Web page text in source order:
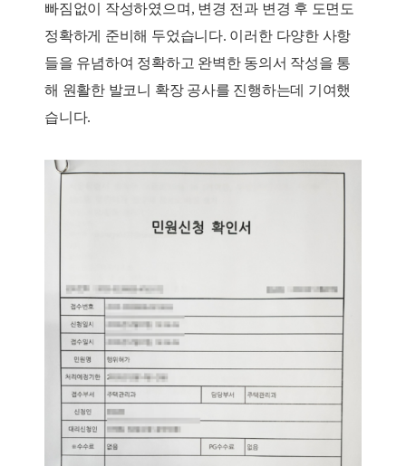
빠짐없이 작성하였으며, 변경 전과 변경 후 도면도
정확하게 준비해 두었습니다. 이러한 다양한 사항
들을 유념하여 정확하고 완벽한 동의서 작성을 통
해 원활한 발코니 확장 공사를 진행하는데 기여했
습니다.